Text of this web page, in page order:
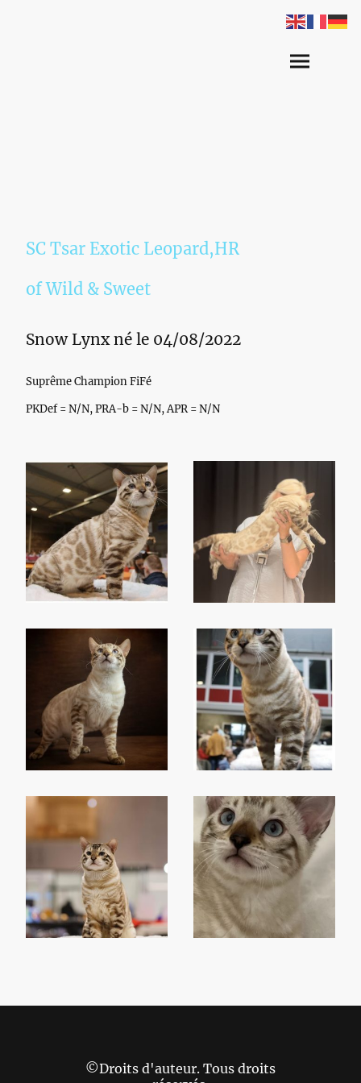
SC Tsar Exotic Leopard,HR
of Wild & Sweet
Snow Lynx né le 04/08/2022
Suprême Champion FiFé
PKDef = N/N, PRA-b = N/N, APR = N/N
©Droits d'auteur. Tous droits